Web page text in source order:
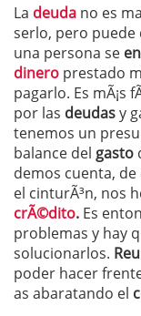
La deuda no es
serlo, pero
una persona se
dinero prestado
pagarlo. Es mÃ¡s
por las deudasy
tenemos un
balance del gasto
demos cuenta,
el cinturÃ³n, nos
crÃ©dito. Es
problemas y hay
solucionarlos.
poder hacer
as abaratando el